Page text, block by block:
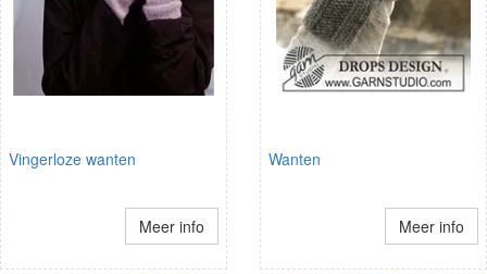
Vingerloze wanten
Meer info
Wanten
Meer info